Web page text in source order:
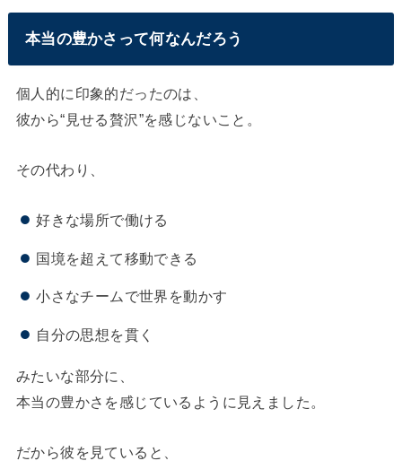
本当の豊かさって何なんだろう
個人的に印象的だったのは、
彼から“見せる贅沢”を感じないこと。
その代わり、
好きな場所で働ける
国境を超えて移動できる
小さなチームで世界を動かす
自分の思想を貫く
みたいな部分に、
本当の豊かさを感じているように見えました。
だから彼を見ていると、